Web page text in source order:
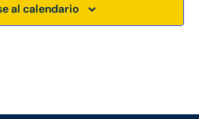
al calendario